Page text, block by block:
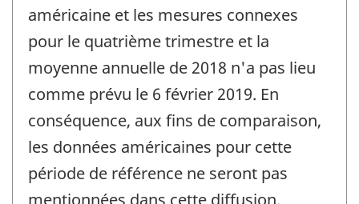
américaine et les mesures connexes
pour le quatrième trimestre et la
moyenne annuelle de 2018 n'a pas lieu
comme prévu le 6 février 2019. En
conséquence, aux fins de comparaison,
les données américaines pour cette
période de référence ne seront pas
mentionnées dans cette diffusion.